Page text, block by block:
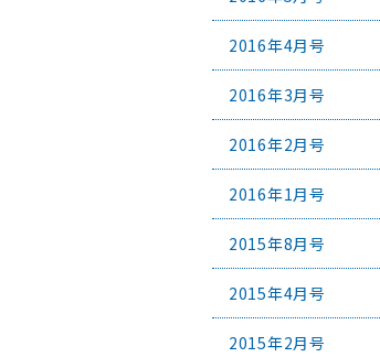
2016年4月号
2016年3月号
2016年2月号
2016年1月号
2015年8月号
2015年4月号
2015年2月号